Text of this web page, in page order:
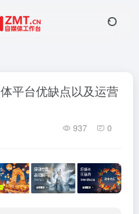
平台优缺点以及运营
937 0